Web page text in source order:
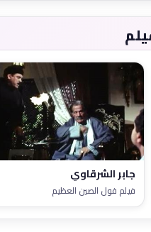
جابر الشرقاوي
فيلم فول الصين العظيم